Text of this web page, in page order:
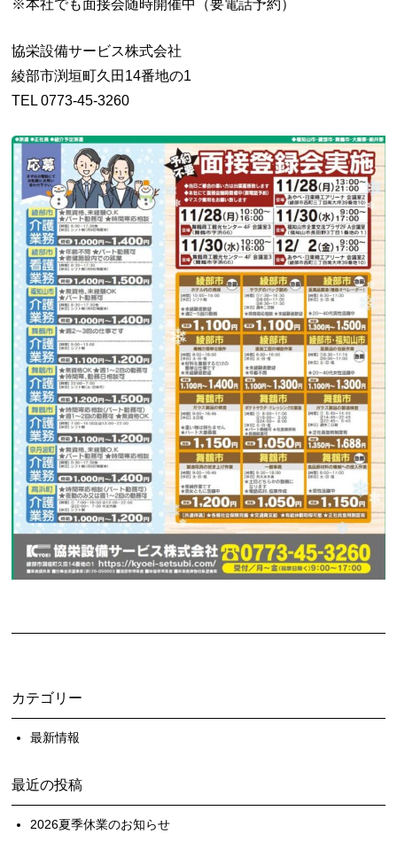
※本社でも面接会随時開催中（要電話予約）
協栄設備サービス株式会社
綾部市渕垣町久田14番地の1
TEL 0773-45-3260
カテゴリー
最新情報
最近の投稿
2026夏季休業のお知らせ